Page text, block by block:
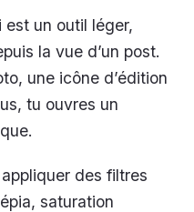
est un outil léger,
la vue d’un post.
une icône d’édition
tu ouvres un
des filtres
saturation